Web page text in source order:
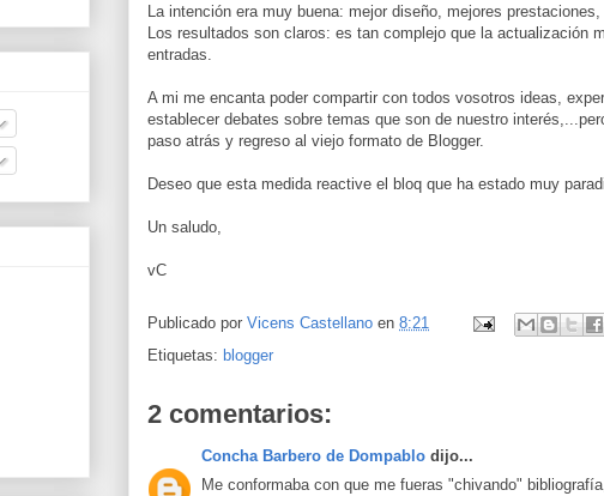
La intención era muy buena: mejor diseño, mejores prestaciones,
Los resultados son claros: es tan complejo que la actualización
entradas.
A mi me encanta poder compartir con todos vosotros ideas,
establecer debates sobre temas que son de nuestro
paso atrás y regreso al viejo formato de Blogger.
Deseo que esta medida reactive el bloq que ha estado muy
Un saludo,
vC
Publicado por Vicens Castellano en 8:21
Etiquetas: blogger
2 comentarios:
Concha Barbero de Dompablo dijo...
Me conformaba con que me fueras "chivando"